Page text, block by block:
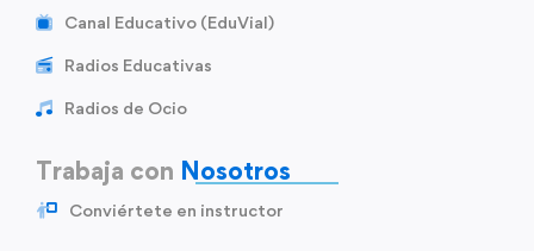
Canal Educativo (EduVial)
Radios Educativas
Radios de Ocio
Trabaja con Nosotros
Conviértete en instructor